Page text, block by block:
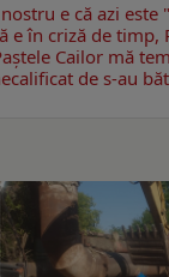
e că azi este
e în criză de timp,
Cailor mă
de s-au